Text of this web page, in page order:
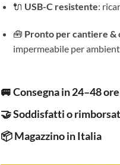
🔌 USB-C resistente:
🧰 Pronto per cantiere &
impermeabile per
🚐 Consegna in 24–48
🤝 Soddisfatti o
📦 Magazzino in Italia